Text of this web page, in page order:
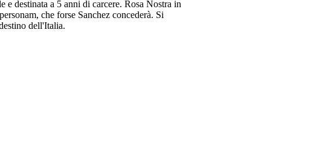
e destinata a 5 anni di carcere. Rosa Nostra in
che forse Sanchez concederà. Si
dell'Italia.